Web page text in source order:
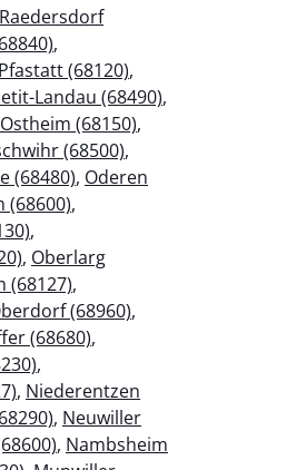
Raedersdorf
,
Pfastatt (68120),
Landau (68490),
Ostheim (68150),
(68500),
(68480), Oderen
(68600),
,
, Oberlarg
(68127),
(68960),
(68680),
,
, Niederentzen
, Neuwiller
, Nambsheim